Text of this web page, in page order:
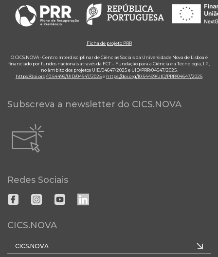
Ficha de projeto PRR
O CICS.NOVA - Centro Interdisciplinar de Ciências Sociais da Universidade Nova de Lisboa é
financiado por fundos nacionais através da FCT – Fundação para a Ciência e a Tecnologia, I.P.,
no âmbito dos projetos UID/04647/2025 e UID/PRR/04647/2025.
https://doi.org/10.54499/UID/04647/2025e https://doi.org/10.54499/UID/PRR/04647/2025
Subscreva a newsletter do CICS.NOVA
Redes Sociais
CICS.NOVA
CICS.NOVA